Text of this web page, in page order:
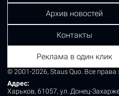
© 2001-2026, Staus Quo. Все
Адрес:
Харьков, 61057, ул. Донец-
Архив новостей
Контакты
Реклама в один клик